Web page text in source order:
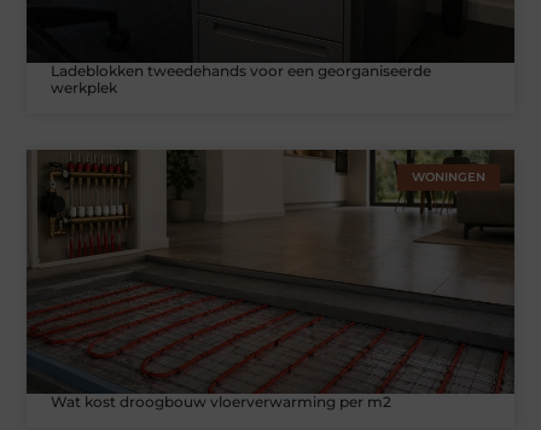
Ladeblokken tweedehands voor een georganiseerde
werkplek
WONINGEN
Wat kost droogbouw vloerverwarming per m2